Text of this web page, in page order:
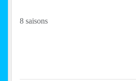
8 saisons